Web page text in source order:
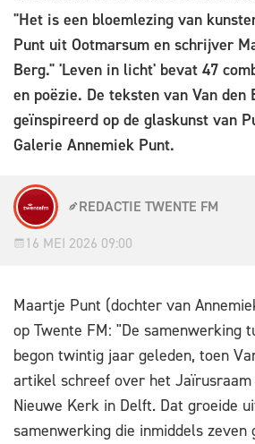
"Het is een bloemlezing van
Punt uit Ootmarsum en schrijver
Berg." 'Leven in licht' bevat 47
en poëzie. De teksten van Van den
geïnspireerd op de glaskunst van
Galerie Annemiek Punt.
REDACTIE TWENTE FM
16 MEI 2026 09:00
Maartje Punt (dochter van
op Twente FM: "De samenwerking
begon twintig jaar geleden, toen
artikel schreef over het
Nieuwe Kerk in Delft. Dat groeide
samenwerking die inmiddels zeven